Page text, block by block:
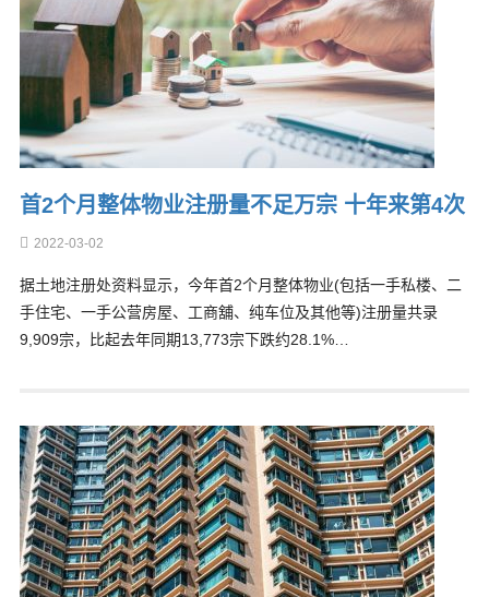
首2个月整体物业注册量不足万宗 十年来第4次
2022-03-02
据土地注册处资料显示，今年首2个月整体物业(包括一手私楼、二
手住宅、一手公营房屋、工商舖、纯车位及其他等)注册量共录
9,909宗，比起去年同期13,773宗下跌约28.1%…